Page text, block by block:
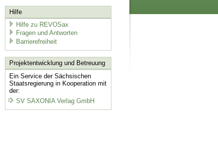
Hilfe
Hilfe zu REVOSax
Fragen und Antworten
Barrierefreiheit
Projektentwicklungund Betreuung
Ein Service der Sächsischen
Staatsregierung in Kooperation mit
der:
SV SAXONIA Verlag GmbH